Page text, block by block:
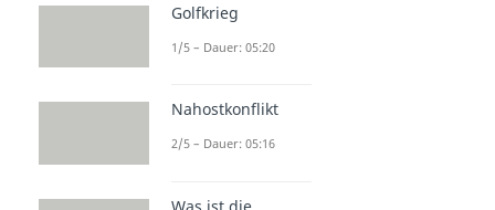
Golfkrieg
1/5 – Dauer: 05:20
Nahostkonflikt
2/5 – Dauer: 05:16
Was ist die